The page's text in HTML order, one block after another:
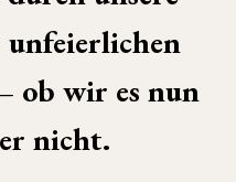
ob wir es nun
nicht.